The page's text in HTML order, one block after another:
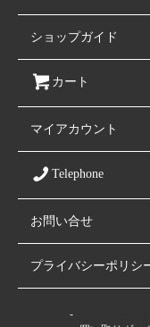
ショップガイド
カート
マイアカウント
Telephone
お問い合せ
プライバシーポリシ